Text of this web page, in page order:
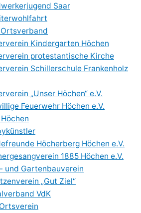
Saar
Ortsverband
Kindergarten Höchen
protestantische Kirche
Schillerschule Frankenholz
„Unser Höchen“ e.V.
Feuerwehr Höchen e.V.
Höchen
Höcherberg Höchen e.V.
1885 Höchen e.V.
und Gartenbauverein
„Gut Ziel“
VdK